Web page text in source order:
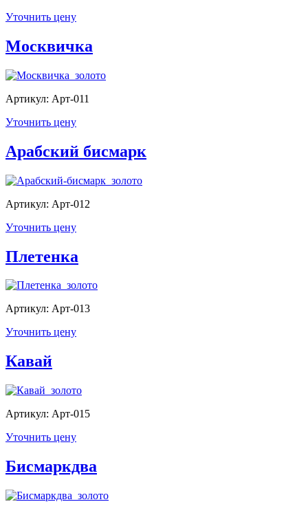
Уточнить цену
Москвичка
Артикул: Арт-011
Уточнить цену
Арабский бисмарк
Артикул: Арт-012
Уточнить цену
Плетенка
Артикул: Арт-013
Уточнить цену
Кавай
Артикул: Арт-015
Уточнить цену
Бисмаркдва